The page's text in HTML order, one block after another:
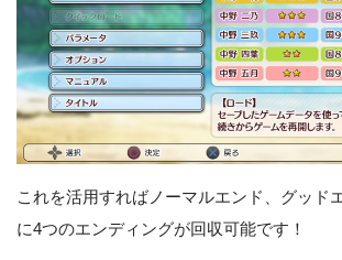
これを活用すればノーマルエンド、グッド
に4つのエンディングが回収可能です！